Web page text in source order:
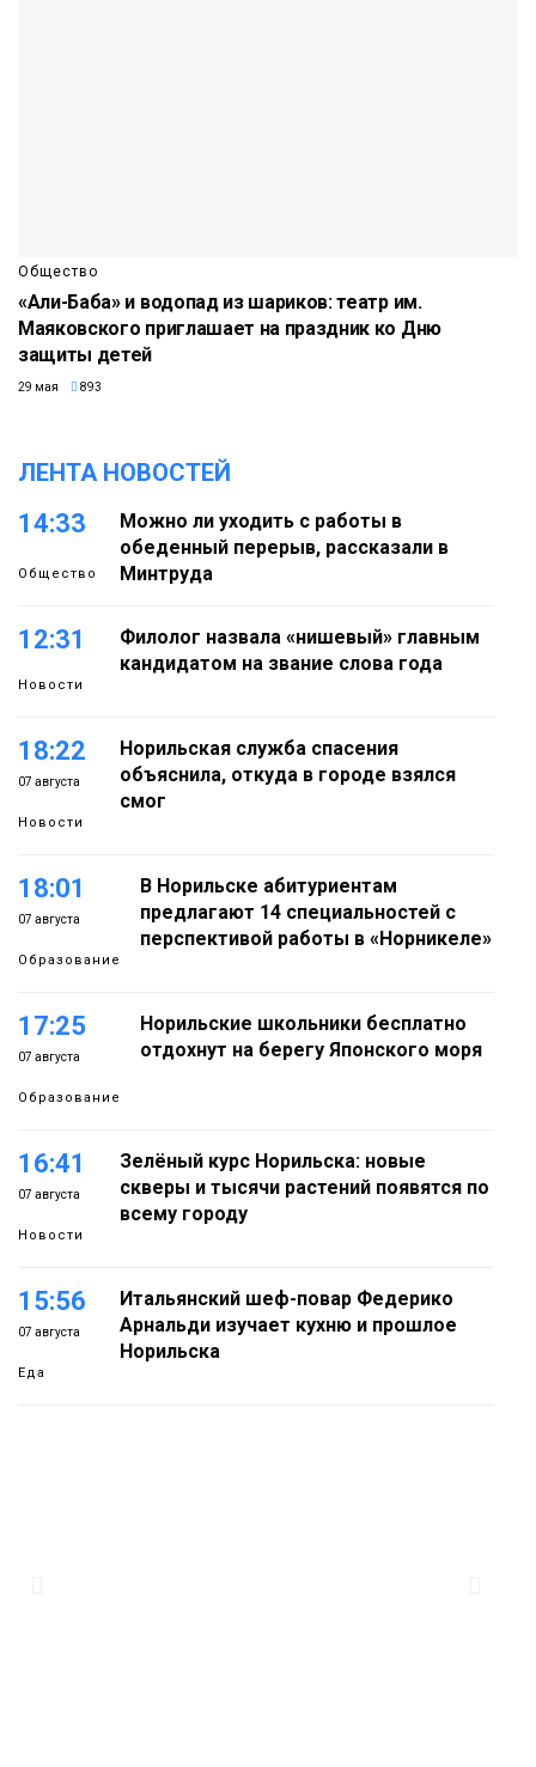
Общество
«Али-Баба» и водопад из шариков: театр им.
Маяковского приглашает на праздник ко Дню
защиты детей
29 мая 893
ЛЕНТА НОВОСТЕЙ
14:33
Общество
Можно ли уходить с работы в
обеденный перерыв, рассказали в
Минтруда
12:31
Новости
Филолог назвала «нишевый» главным
кандидатом на звание слова года
18:22
07 августа
Новости
Норильская служба спасения
объяснила, откуда в городе взялся
смог
18:01
07 августа
Образование
В Норильске абитуриентам
предлагают 14 специальностей с
перспективой работы в «Норникеле»
17:25
07 августа
Образование
Норильские школьники бесплатно
отдохнут на берегу Японского моря
16:41
07 августа
Новости
Зелёный курс Норильска: новые
скверы и тысячи растений появятся по
всему городу
15:56
07 августа
Еда
Итальянский шеф-повар Федерико
Арнальди изучает кухню и прошлое
Норильска